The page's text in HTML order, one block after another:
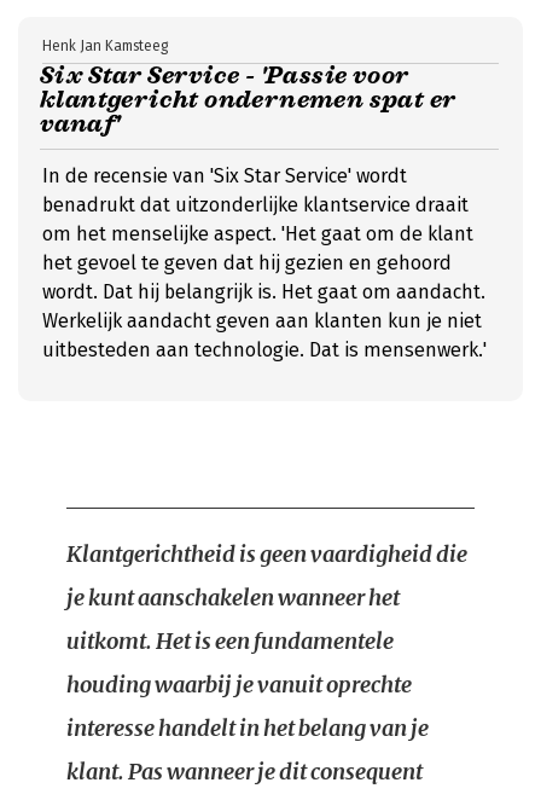
Six Star Service - 'Passie voor
klantgericht ondernemen spat er
vanaf'
Henk Jan Kamsteeg
In de recensie van 'Six Star Service' wordt
benadrukt dat uitzonderlijke klantservice draait
om het menselijke aspect. 'Het gaat om de klant
het gevoel te geven dat hij gezien en gehoord
wordt. Dat hij belangrijk is. Het gaat om aandacht.
Werkelijk aandacht geven aan klanten kun je niet
uitbesteden aan technologie. Dat is mensenwerk.'
Klantgerichtheid is geen vaardigheid die
je kunt aanschakelen wanneer het
uitkomt. Het is een fundamentele
houding waarbij je vanuit oprechte
interesse handelt in het belang van je
klant. Pas wanneer je dit consequent